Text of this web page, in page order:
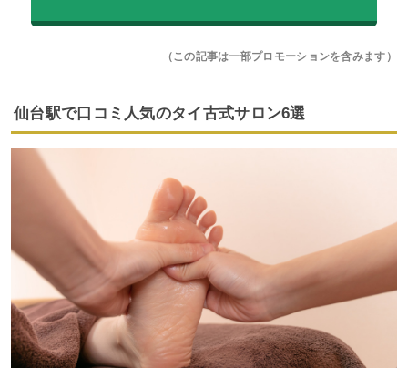
（この記事は一部プロモーションを含みます）
仙台駅で口コミ人気のタイ古式サロン6選